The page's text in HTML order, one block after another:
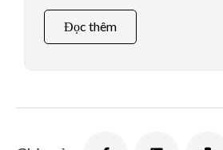
Đọc thêm